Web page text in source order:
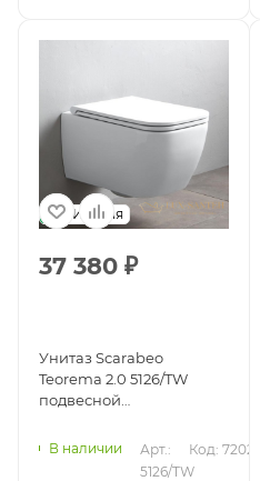
Италия
37 380 ₽
Унитаз Scarabeo
Teorema 2.0 5126/TW
подвесной
креплений и сиденья,
белый глянцевый
В наличии
Арт.:
5126/TW
Код: 72024